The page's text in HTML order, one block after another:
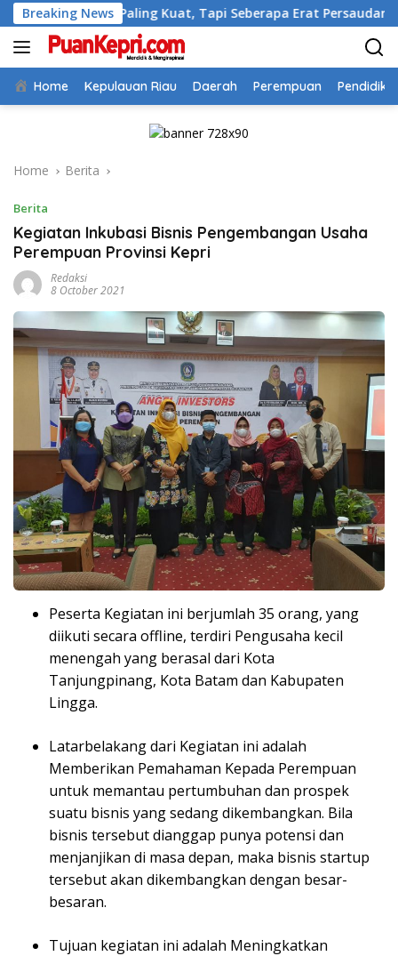
Skip
to
content
Breaking News
Paling Kuat, Tapi Seberapa Erat Persaudaraan Kita
Home Kepulauan Riau Daerah Perempuan
Home Berita
Berita
Kegiatan Inkubasi Bisnis Pengembangan Usaha
Perempuan Provinsi Kepri
Redaksi
8 October 2021
Peserta Kegiatan ini berjumlah 35 orang, yang
diikuti secara offline, terdiri Pengusaha kecil
menengah yang berasal dari Kota
Tanjungpinang, Kota Batam dan Kabupaten
Lingga.
Latarbelakang dari Kegiatan ini adalah
Memberikan Pemahaman Kepada Perempuan
untuk memantau pertumbuhan dan prospek
suatu bisnis yang sedang dikembangkan. Bila
bisnis tersebut dianggap punya potensi dan
menjanjikan di masa depan, maka bisnis startup
tersebut akan dikembangkan dengan besar-
besaran.
Tujuan kegiatan ini adalah Meningkatkan